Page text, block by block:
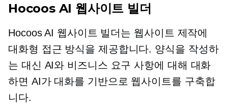
Hocoos AI 웹사이트 빌더
Hocoos AI 웹사이트 빌더는 웹사이트 제작에
대화형 접근 방식을 제공합니다. 양식을 작성하
는 대신 AI와 비즈니스 요구 사항에 대해 대화
하면 AI가 대화를 기반으로 웹사이트를 구축합
니다.